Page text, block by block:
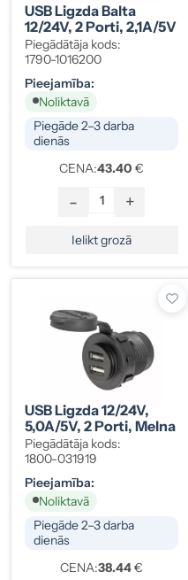
USB Ligzda Balta
12/24V, 2 Porti, 2,1A/5V
Piegādātāja kods:
1790-1016200
Pieejamība:
Noliktavā
Piegāde 2–3 darba
dienās
CENA:43.40 €
- +
Ielikt grozā
USB Ligzda 12/24V,
5,0A/5V, 2 Porti, Melna
Piegādātāja kods:
1800-031919
Pieejamība:
Noliktavā
Piegāde 2–3 darba
dienās
CENA:38.44€